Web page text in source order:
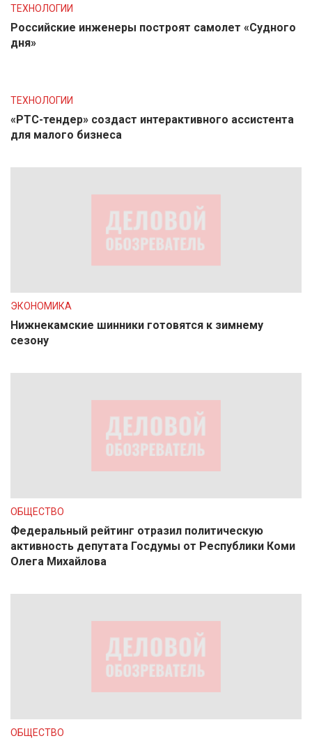
ТЕХНОЛОГИИ
Российские инженеры построят самолет «Судного
дня»
ТЕХНОЛОГИИ
«РТС-тендер» создаст интерактивного ассистента
для малого бизнеса
ЭКОНОМИКА
Нижнекамские шинники готовятся к зимнему
сезону
ОБЩЕСТВО
Федеральный рейтинг отразил политическую
активность депутата Госдумы от Республики Коми
Олега Михайлова
ОБЩЕСТВО